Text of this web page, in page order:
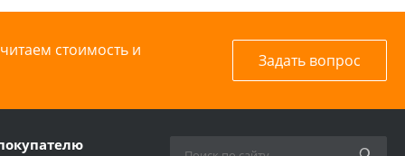
стоимость и
Задать вопрос